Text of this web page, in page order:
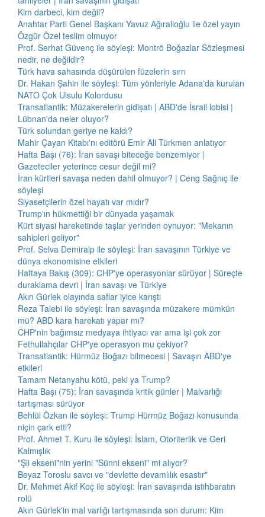
Kim darbeci, kim değil?
Anahtar Parti Genel Başkanı Yavuz Ağıralioğlu ile özel yayın
Özgür Özel teslim olmuyor
Prof. Serhat Güvenç ile söyleşi: Montrö Boğazlar Sözleşmesi
nedir, ne değildir?
Türk hava sahasında düşürülen füzelerin sırrı
Dr. Hakan Şahin ile söyleşi: Tüm yönleriyle Adana'da kurulan
NATO Çok Ulsulu Kolordusu
Transatlantik: Müzakerelerin gidişatı | ABD'de İsrail lobisi |
Lübnan'da neler oluyor?
Türk solundan geriye ne kaldı?
Mahir Çayan Kitabı'nı editörü Emir Ali Türkmen anlatıyor
Hafta Başı (76): İran savaşı biteceğe benzemiyor |
Gazeteciler yeterince cesur değil mi?
İran kürtleri savaşa neden dahil olmuyor? | Ceng Sağnıç ile
söyleşi
Siyasetçilerin özel hayatı var mıdır?
Trump'ın hükmettiği bir dünyada yaşamak
Kürt siyasi hareketinde taşlar yerinden oynuyor: "Mekanın
sahipleri geliyor"
Prof. Selva Demiralp ile söyleşi: İran savaşının Türkiye ve
dünya ekonomisine etkileri
Haftaya Bakış (309): CHP'ye operasyonlar sürüyor | Süreçte
duraklama devri | İran savaşı ve Türkiye
Akın Gürlek olayında saflar iyice karıştı
Reza Talebi ile söyleşi: İran savaşında müzakere mümkün
mü? ABD kara harekatı yapar mı?
CHP'nin bağımsız medyaya ihtiyacı var ama işi çok zor
Fethullahçılar CHP'ye operasyon mu çekiyor?
Transatlantik: Hürmüz Boğazı bilmecesi | Savaşın ABD'ye
etkileri
Tamam Netanyahu kötü, peki ya Trump?
Hafta Başı (75): İran savaşında kritik günler | Malvarlığı
tartışması sürüyor
Behlül Özkan ile söyleşi: Trump Hürmüz Boğazı konusunda
niçin çark etti?
Prof. Ahmet T. Kuru ile söyleşi: İslam, Otoriterlik ve Geri
Kalmışlık
"Şii ekseni"nin yerini "Sünni ekseni" mi alıyor?
Beyaz Toroslu savcı ve "devlette devamlılık esastır"
Dr. Mehmet Akif Koç ile söyleşi: İran savaşında istihbaratın
rolü
Akın Gürlek'in mal varlığı tartışmasında son durum: Kim